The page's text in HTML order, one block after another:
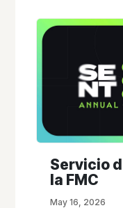
Servicio
la FMC
May 16, 2026